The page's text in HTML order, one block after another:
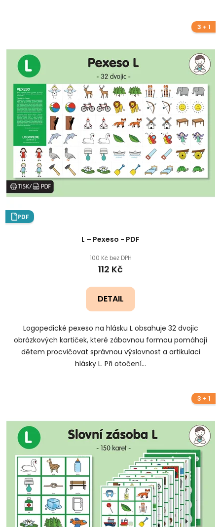
3 + 1
PDF
L – Pexeso - PDF
100 Kč bez DPH
112 Kč
DETAIL
Logopedické pexeso na hlásku L obsahuje 32 dvojic
obrázkových kartiček, které zábavnou formou pomáhají
dětem procvičovat správnou výslovnost a artikulaci
hlásky L. Při otočení...
3 + 1